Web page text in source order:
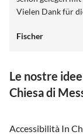
Vielen Dank für
Fischer
Le nostre
Chiesa di
Accessibilità In